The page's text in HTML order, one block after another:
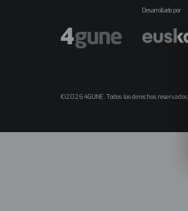
Desarrollado por
©2026 4GUNE. Todos los derechos reservados